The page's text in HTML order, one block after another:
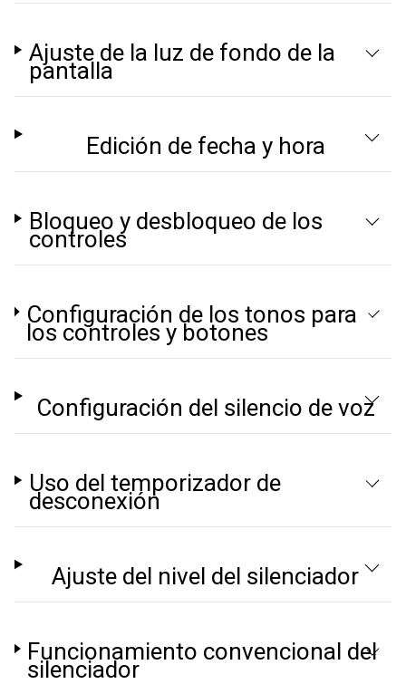
Ajuste de la luz de fondo de la
pantalla
Edición de fecha y hora
Bloqueo y desbloqueo de los
controles
Configuración de los tonos para
los controles y botones
Configuración del silencio de voz
Uso del temporizador de
desconexión
Ajuste del nivel del silenciador
Funcionamiento convencional del
silenciador